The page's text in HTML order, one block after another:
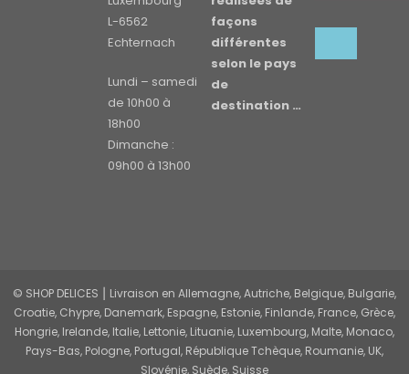
L-6562
Echternach
Lundi – samedi
de 10h00 à
18h00
Dimanche :
09h00 à 13h00
façons
différentes
selon le pays
de
destination …
© SHOP DELICES ⎮ Livraison en Allemagne, Autriche, Belgique, Bulgarie,
Croatie, Chypre, Danemark, Espagne, Estonie, Finlande, France, Grèce,
Hongrie, Irelande, Italie, Lettonie, Lituanie, Luxembourg, Malte, Monaco,
Pays-Bas, Pologne, Portugal, République Tchèque, Roumanie, UK,
Slovénie, Suède, Suisse